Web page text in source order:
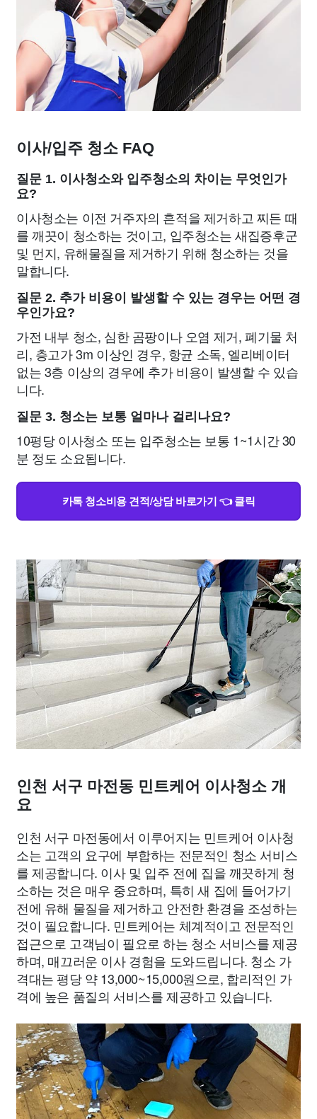
이사/입주 청소 FAQ
질문 1. 이사청소와 입주청소의 차이는 무엇인가
요?
이사청소는 이전 거주자의 흔적을 제거하고 찌든 때
를 깨끗이 청소하는 것이고, 입주청소는 새집증후군
및 먼지, 유해물질을 제거하기 위해 청소하는 것을
말합니다.
질문 2. 추가 비용이 발생할 수 있는 경우는 어떤 경
우인가요?
가전 내부 청소, 심한 곰팡이나 오염 제거, 폐기물 처
리, 층고가 3m 이상인 경우, 항균 소독, 엘리베이터
없는 3층 이상의 경우에 추가 비용이 발생할 수 있습
니다.
질문 3. 청소는 보통 얼마나 걸리나요?
10평당 이사청소 또는 입주청소는 보통 1~1시간 30
분 정도 소요됩니다.
카톡 청소비용 견적/상담 바로가기 👈 클릭
인천 서구 마전동 민트케어 이사청소 개
요
인천 서구 마전동에서 이루어지는 민트케어 이사청
소는 고객의 요구에 부합하는 전문적인 청소 서비스
를 제공합니다. 이사 및 입주 전에 집을 깨끗하게 청
소하는 것은 매우 중요하며, 특히 새 집에 들어가기
전에 유해 물질을 제거하고 안전한 환경을 조성하는
것이 필요합니다. 민트케어는 체계적이고 전문적인
접근으로 고객님이 필요로 하는 청소 서비스를 제공
하며, 매끄러운 이사 경험을 도와드립니다. 청소 가
격대는 평당 약 13,000~15,000원으로, 합리적인 가
격에 높은 품질의 서비스를 제공하고 있습니다.